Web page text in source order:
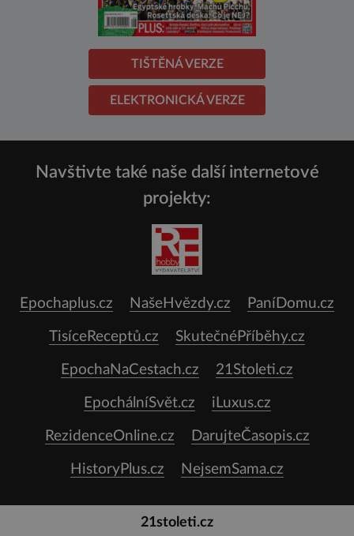
TIŠTĚNÁ VERZE
ELEKTRONICKÁ VERZE
Navštivte také naše další internetové
projekty:
Epochaplus.cz NašeHvězdy.cz PaníDomu.cz
TisíceReceptů.cz SkutečnéPříběhy.cz
EpochaNaCestach.cz 21Stoleti.cz
EpochálníSvět.cz iLuxus.cz
RezidenceOnline.cz DarujteČasopis.cz
HistoryPlus.cz NejsemSama.cz
21stoleti.cz